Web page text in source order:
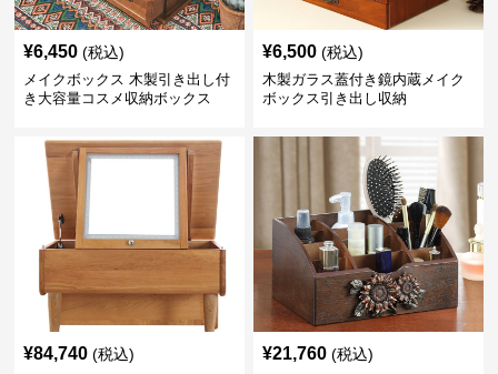
¥6,450 (税込)
メイクボックス 木製引き出し付
き大容量コスメ収納ボックス
¥6,500 (税込)
木製ガラス蓋付き鏡内蔵メイク
ボックス引き出し収納
¥84,740 (税込) ¥21,760 (税込)